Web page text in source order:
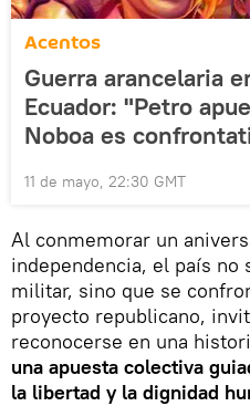
Acentos
Guerra arancelaria
Ecuador: "Petro
Noboa es
11 de mayo, 22:30 GMT
Al conmemorar un
independencia, el país no
militar, sino que se
proyecto republicano,
reconocerse en una
una apuesta colectiva
la libertad y la dignidad